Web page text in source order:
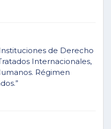
de Derecho
Internacionales,
Régimen